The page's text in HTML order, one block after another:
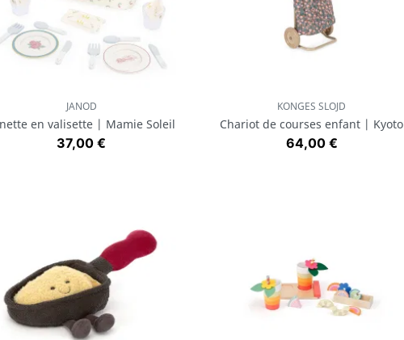
Aperçu rapide
JANOD
en valisette | Mamie Soleil
Prix
37,00 €
Aperçu rapide
KONGES SLOJD
Chariot de courses enfant | Kyoto
Prix
64,00 €